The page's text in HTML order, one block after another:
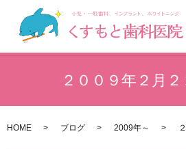
２００９年２月２
HOME ブログ 2009年～